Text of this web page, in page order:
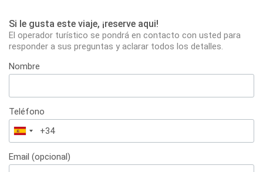
Si le gusta este viaje, ¡reserve aqui!
El operador turístico se pondrá en contacto con usted para
responder a sus preguntas y aclarar todos los detalles.
Nombre
Teléfono
España
+34
Email (opcional)